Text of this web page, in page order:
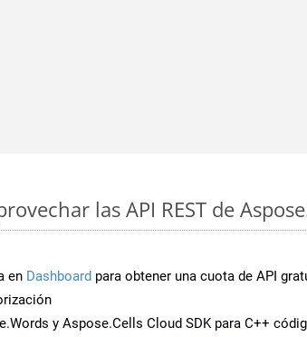
las API REST de
en Dashboard para obtener una cuota de API
y Aspose.Cells Cloud SDK para C++